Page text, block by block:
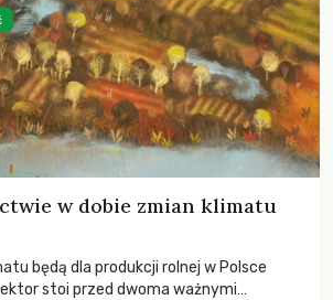
w dobie zmian klimatu
będą dla produkcji rolnej w Polsce
stoi przed dwoma ważnymi